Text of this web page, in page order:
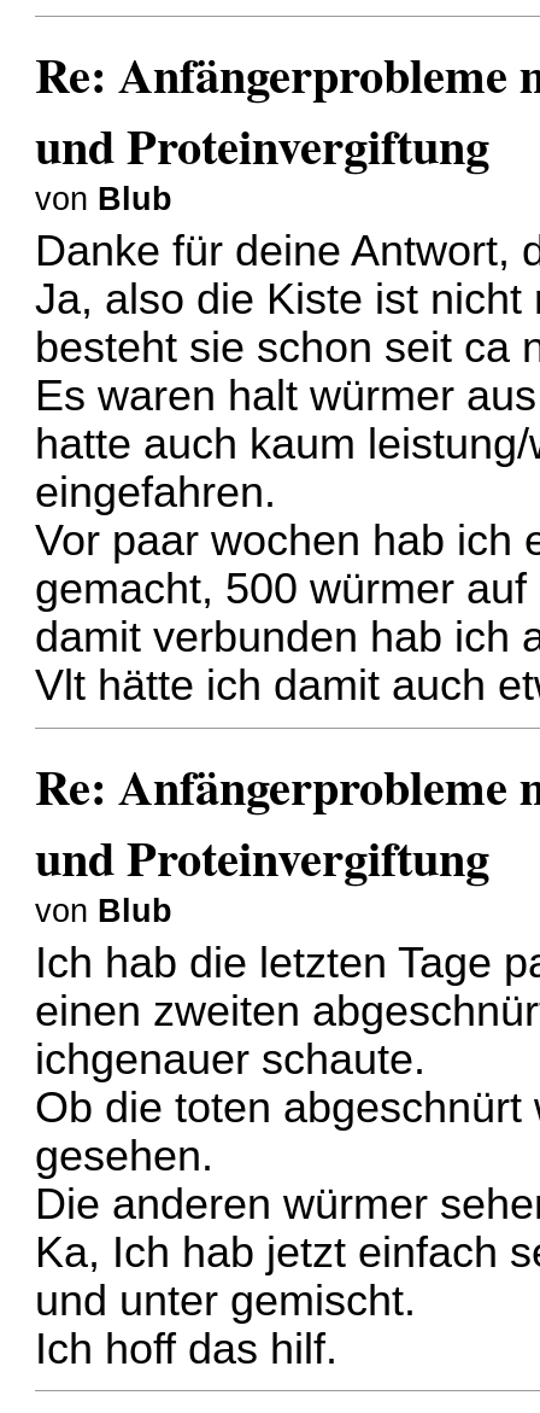
Re: Anfängerprobleme
und Proteinvergiftung
von Blub
Danke für deine Antwort,
Ja, also die Kiste ist
besteht sie schon seit ca
Es waren halt würmer
hatte auch kaum
eingefahren.
Vor paar wochen hab ich
gemacht, 500 würmer
damit verbunden hab ich
Vlt hätte ich damit auch
Re: Anfängerprobleme
und Proteinvergiftung
von Blub
Ich hab die letzten Tage
einen zweiten
ichgenauer schaute.
Ob die toten
gesehen.
Die anderen würmer
Ka, Ich hab jetzt einfach
und unter gemischt.
Ich hoff das hilf.